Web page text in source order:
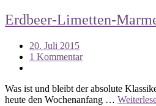
Erdbeer-Limetten-
20. Juli 2015
1 Kommentar
Was ist und bleibt der absolute
heute den Wochenanfang …